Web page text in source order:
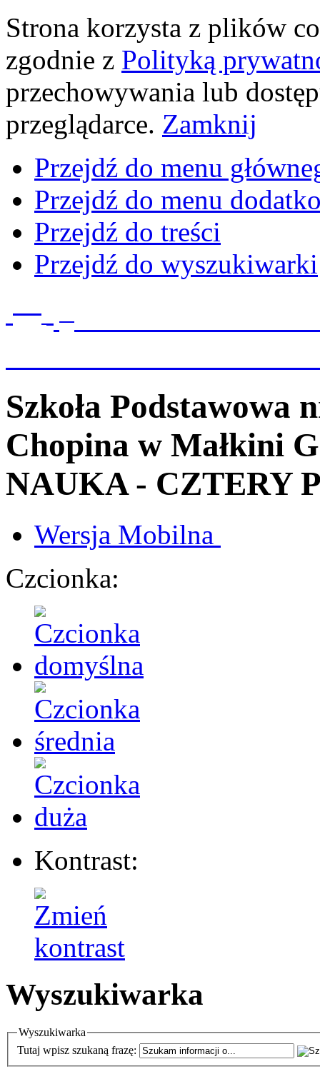
Strona korzysta z plików
zgodnie z Polityką
przechowywania lub
przeglądarce. Zamknij
Przejdź do menu
Przejdź do menu
Przejdź do treści
Przejdź do wyszukiwarki
Szkoła Podstawowa
Chopina w Małkini
NAUKA - CZTERY
Wersja Mobilna
Czcionka:
Kontrast:
Wyszukiwarka
Wyszukiwarka
Tutaj wpisz szukaną frazę: